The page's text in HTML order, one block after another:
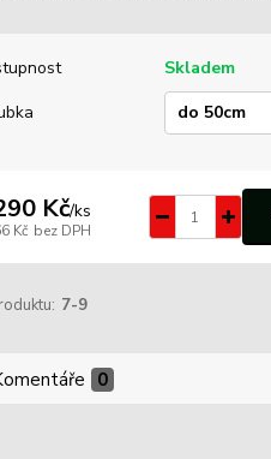
Skladem
Kč/ks
Kč bez DPH
7-9
0